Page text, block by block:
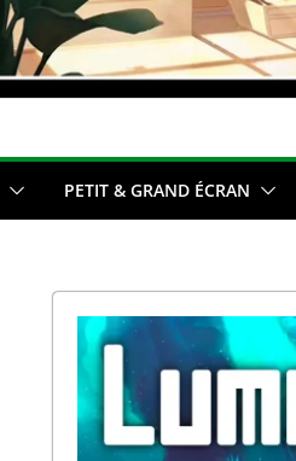
PETIT & GRAND ÉCRAN